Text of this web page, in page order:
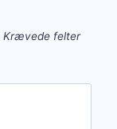
Krævede felter